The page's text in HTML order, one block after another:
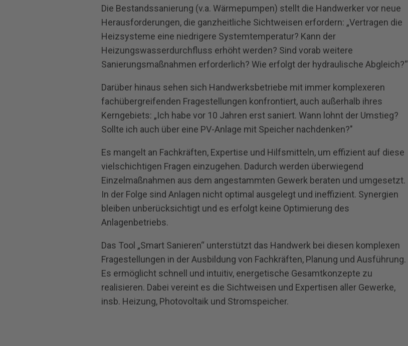
Die Bestandssanierung (v.a. Wärmepumpen) stellt die Handwerker vor neue
Herausforderungen, die ganzheitliche Sichtweisen erfordern: „Vertragen die
Heizsysteme eine niedrigere Systemtemperatur? Kann der
Heizungswasserdurchfluss erhöht werden? Sind vorab weitere
Sanierungsmaßnahmen erforderlich? Wie erfolgt der hydraulische Abgleich?“
Darüber hinaus sehen sich Handwerksbetriebe mit immer komplexeren
fachübergreifenden Fragestellungen konfrontiert, auch außerhalb ihres
Kerngebiets: „Ich habe vor 10 Jahren erst saniert. Wann lohnt der Umstieg?
Sollte ich auch über eine PV-Anlage mit Speicher nachdenken?"
Es mangelt an Fachkräften, Expertise und Hilfsmitteln, um effizient auf diese
vielschichtigen Fragen einzugehen. Dadurch werden überwiegend
Einzelmaßnahmen aus dem angestammten Gewerk beraten und umgesetzt.
In der Folge sind Anlagen nicht optimal ausgelegt und ineffizient. Synergien
bleiben unberücksichtigt und es erfolgt keine Optimierung des
Anlagenbetriebs.
Das Tool „Smart Sanieren“ unterstützt das Handwerk bei diesen komplexen
Fragestellungen in der Ausbildung von Fachkräften, Planung und Ausführung.
Es ermöglicht schnell und intuitiv, energetische Gesamtkonzepte zu
realisieren. Dabei vereint es die Sichtweisen und Expertisen aller Gewerke,
insb. Heizung, Photovoltaik und Stromspeicher.